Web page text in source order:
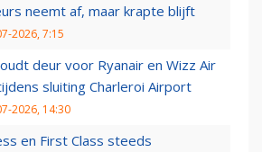
neemt af, maar krapte blijft
2026, 7:15
deur voor Ryanair en Wizz Air
sluiting Charleroi Airport
2026, 14:30
en First Class steeds